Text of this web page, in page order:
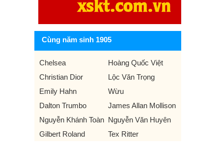
Cùng năm sinh 1905
Chelsea
Hoàng Quốc Việt
Christian Dior
Lộc Văn Trọng
Emily Hahn
Wừu
Dalton Trumbo
James Allan Mollison
Nguyễn Khánh Toàn Nguyễn Văn Huyên
Gilbert Roland
Tex Ritter